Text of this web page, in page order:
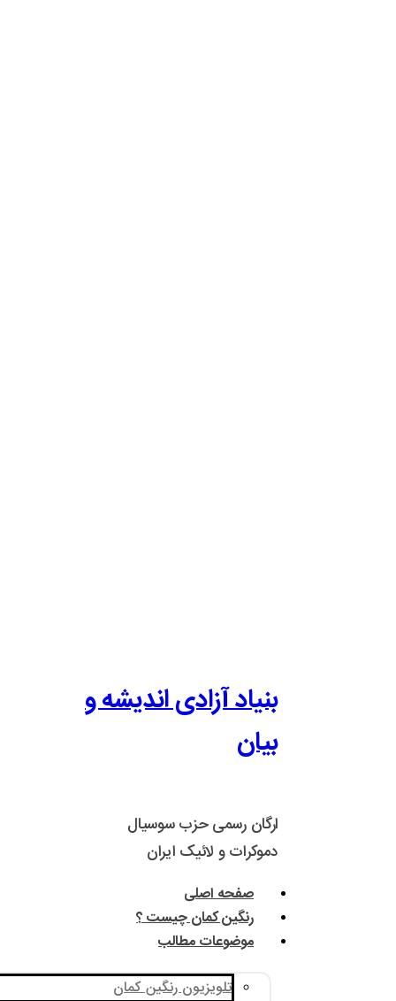
بنیاد آزادی اندیشه و
بیان
ارگان رسمی حزب سوسیال
دموکرات و لائیک ایران
صفحه اصلی
رنگین کمان چیست ؟
موضوعات مطالب
تلویزیون رنگین کمان